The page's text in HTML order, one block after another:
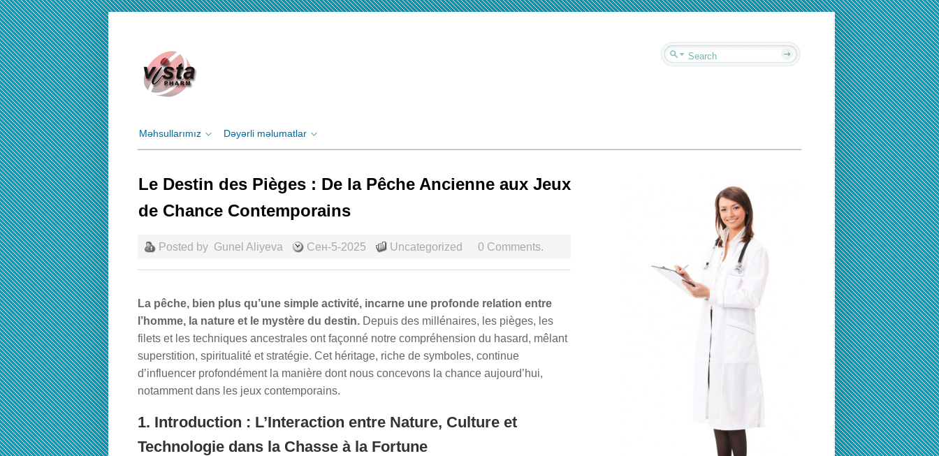
Məhsullarımız Dəyərli məlumatlar
Le Destin des Pièges : De la Pêche Ancienne aux Jeux
de Chance Contemporains
Posted by Gunel Aliyeva Сен-5-2025 Uncategorized 0 Comments.
La pêche, bien plus qu’une simple activité, incarne une profonde relation entre
l’homme, la nature et le mystère du destin. Depuis des millénaires, les pièges, les
filets et les techniques ancestrales ont façonné notre compréhension du hasard, mêlant
superstition, spiritualité et stratégie. Cet héritage, riche de symboles, continue
d’influencer profondément la manière dont nous concevons la chance aujourd’hui,
notamment dans les jeux contemporains.
1. Introduction : L’Interaction entre Nature, Culture et
Technologie dans la Chasse à la Fortune